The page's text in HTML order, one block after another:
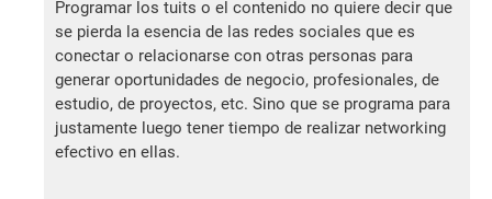
Programar los tuits o el contenido no quiere decir que
se pierda la esencia de las redes sociales que es
conectar o relacionarse con otras personas para
generar oportunidades de negocio, profesionales, de
estudio, de proyectos, etc. Sino que se programa para
justamente luego tener tiempo de realizar networking
efectivo en ellas.